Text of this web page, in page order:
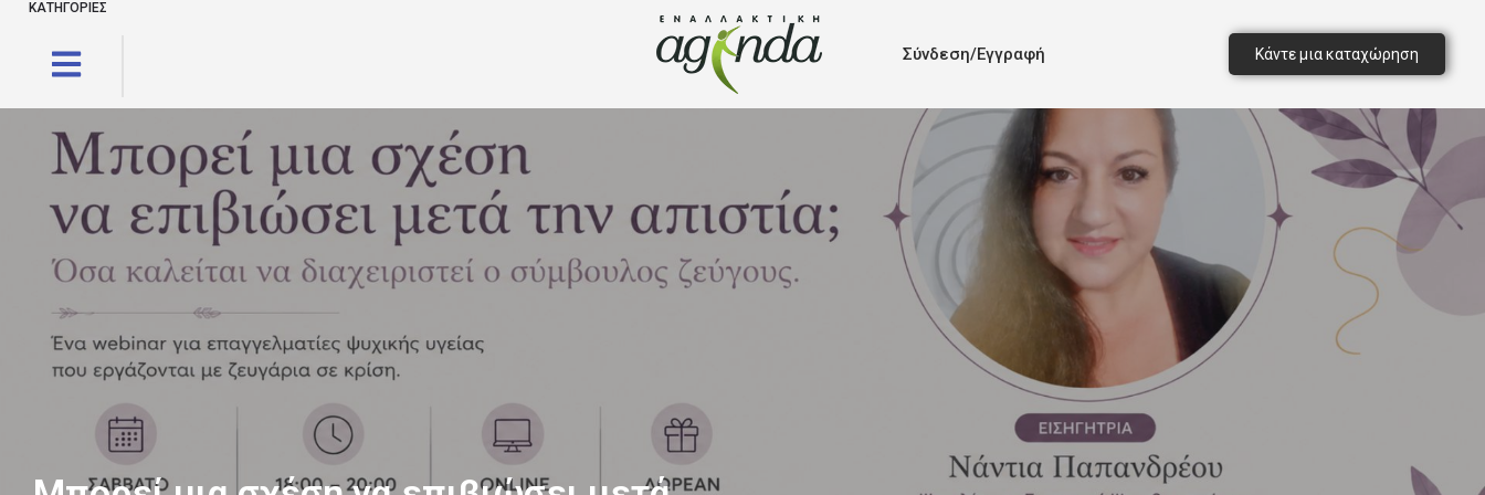
ΚΑΤΗΓΟΡΙΕΣ
Σύνδεση/Εγγραφή Κάντε μια καταχώρηση